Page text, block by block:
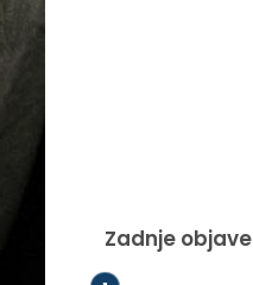
Zadnje objave